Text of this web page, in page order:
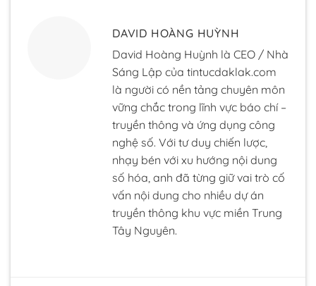
DAVID HOÀNG HUỲNH
David Hoàng Huỳnh là CEO / Nhà
Sáng Lập của tintucdaklak.com
là người có nền tảng chuyên môn
vững chắc trong lĩnh vực báo chí –
truyền thông và ứng dụng công
nghệ số. Với tư duy chiến lược,
nhạy bén với xu hướng nội dung
số hóa, anh đã từng giữ vai trò cố
vấn nội dung cho nhiều dự án
truyền thông khu vực miền Trung
Tây Nguyên.